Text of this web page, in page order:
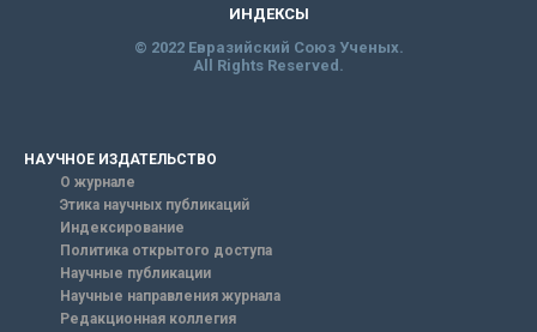
ИНДЕКСЫ
© 2022 Евразийский Союз Ученых.
All Rights Reserved.
НАУЧНОЕ ИЗДАТЕЛЬСТВО
О журнале
Этика научных публикаций
Индексирование
Политика открытого доступа
Научные публикации
Научные направления журнала
Редакционная коллегия